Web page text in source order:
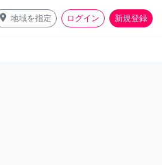
place 地域を指定 ログイン 新規登録